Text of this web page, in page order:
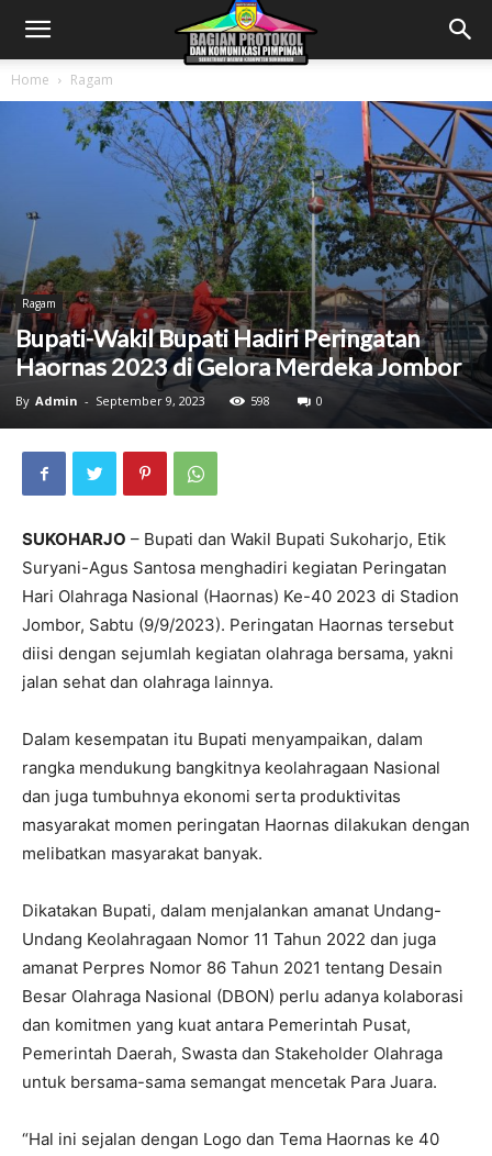
Home Ragam
Ragam
Bupati-Wakil Bupati Hadiri Peringatan
Haornas 2023 di Gelora Merdeka Jombor
By Admin - September 9, 2023 598 0
SUKOHARJO – Bupati dan Wakil Bupati Sukoharjo, Etik
Suryani-Agus Santosa menghadiri kegiatan Peringatan
Hari Olahraga Nasional (Haornas) Ke-40 2023 di Stadion
Jombor, Sabtu (9/9/2023). Peringatan Haornas tersebut
diisi dengan sejumlah kegiatan olahraga bersama, yakni
jalan sehat dan olahraga lainnya.
Dalam kesempatan itu Bupati menyampaikan, dalam
rangka mendukung bangkitnya keolahragaan Nasional
dan juga tumbuhnya ekonomi serta produktivitas
masyarakat momen peringatan Haornas dilakukan dengan
melibatkan masyarakat banyak.
Dikatakan Bupati, dalam menjalankan amanat Undang-
Undang Keolahragaan Nomor 11 Tahun 2022 dan juga
amanat Perpres Nomor 86 Tahun 2021 tentang Desain
Besar Olahraga Nasional (DBON) perlu adanya kolaborasi
dan komitmen yang kuat antara Pemerintah Pusat,
Pemerintah Daerah, Swasta dan Stakeholder Olahraga
untuk bersama-sama semangat mencetak Para Juara.
“Hal ini sejalan dengan Logo dan Tema Haornas ke 40